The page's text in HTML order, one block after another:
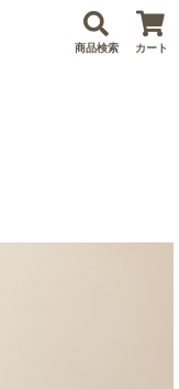
商品検索 カート